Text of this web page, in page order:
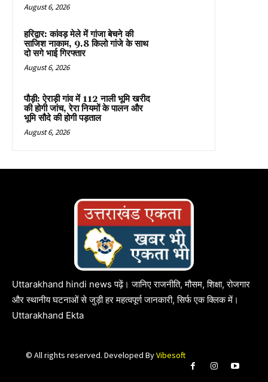
August 6, 2026
हरिद्वार: कांवड़ मेले में गांजा बेचने की
साजिश नाकाम, 9.8 किलो गांजे के साथ
दो सगे भाई गिरफ्तार
August 6, 2026
पौड़ी: ऐराड़ी गांव में 112 नाली भूमि खरीद
की होगी जांच, रेरा नियमों के पालन और
भूमि सौदे की होगी पड़ताल
August 6, 2026
Uttarakhand hindi news पढ़ें। जानिए राजनीति, मौसम, शिक्षा, रोजगार
और स्थानीय घटनाओं से जुड़ी हर महत्वपूर्ण जानकारी, सिर्फ एक क्लिक में।
Uttarakhand Ekta
© All rights reserved. Developed ByVibesoft